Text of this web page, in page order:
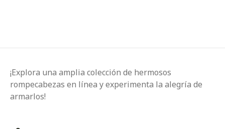
¡Explora una amplia colección de hermosos
rompecabezas en línea y experimenta la alegría de
armarlos!